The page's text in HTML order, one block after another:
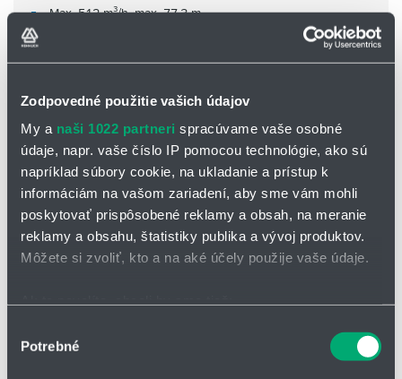
Zodpovedné použitie vašich údajov
My a naši 1022 partneri spracúvame vaše osobné
údaje, napr. vaše číslo IP pomocou technológie, ako sú
napríklad súbory cookie, na ukladanie a prístup k
informáciám na vašom zariadení, aby sme vám mohli
poskytovať prispôsobené reklamy a obsah, na meranie
reklamy a obsahu, štatistiky publika a vývoj produktov.
Môžete si zvoliť, kto a na aké účely použije vaše údaje.
polohe s presnosťou na niekoľko metrov
súhlasu
Potrebné
Max. 512 m³/h, max. 77,3 m,
Typ V